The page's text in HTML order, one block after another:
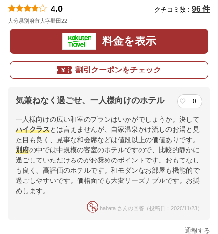
4.0 クチコミ数 : 96 件
大分県別府市大字野田22
料金を表示
割引クーポンをチェック
気兼ねなく過ごせ、一人様向けのホテル 0
一人様向けの広い和室のプランはいかがでしょうか。決して
ハイクラスとは言えませんが、自家温泉かけ流しのお湯と見
た目も良く、見事な和会席などは値段以上の価値ありです。
別府の中では中規模の客室のホテルですので、比較的静かに
過ごしていただけるのがお奨めのポイントです。おもてなし
も良く、高評価のホテルです。和モダンなお部屋も機能的で
過ごしやすいです。価格面でも大変リーズナブルです。お奨
めします。
hahata さんの回答（投稿日：2020/11/23）
通報する